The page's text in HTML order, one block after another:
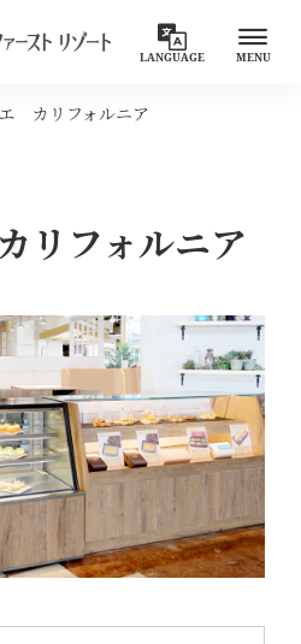
LANGUAGE MENU
カリフォルニア
リフォルニア